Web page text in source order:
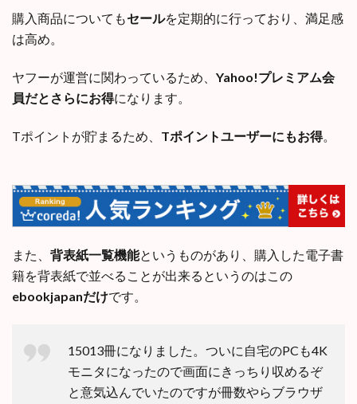
購入商品についてもセールを定期的に行っており、満足感
は高め。
ヤフーが運営に関わっているため、 Yahoo!プレミアム会
員だとさらにお得になります。
Tポイントが貯まるため、 Tポイントユーザーにもお得。
また、 背表紙一覧機能というものがあり、購入した電子書
籍を背表紙で並べることが出来るというのはこの
ebookjapanだけです。
15013冊になりました。ついに自宅のPCも4K
モニタになったので画面にきっちり収めるぞ
と意気込んでいたのですが冊数やらブラウザ